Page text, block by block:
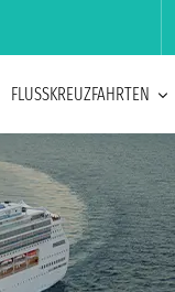
FLUSSKREUZFAHRTEN